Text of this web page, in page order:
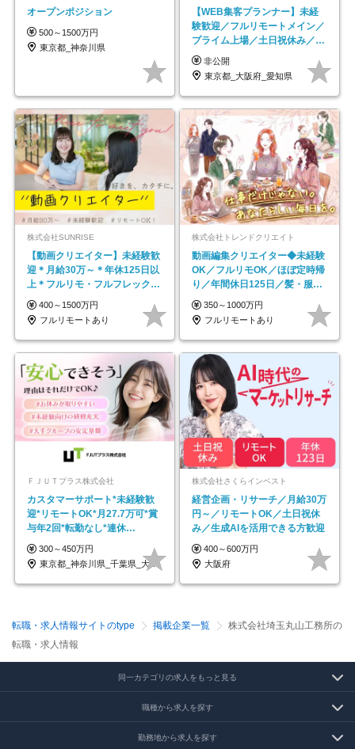
オープンポジション
500～1500万円
東京都_神奈川県
【WEB集客プランナー】未経
験歓迎／フルリモートメイン／
プライム上場／土日祝休み／東
京・大阪・名古屋
非公開
東京都_大阪府_愛知県
株式会社SUNRISE
【動画クリエイター】未経験歓
迎＊月給30万～＊年休125日以
上＊フルリモ・フルフレックス
◆10名の採用が決定◆
400～1500万円
フルリモートあり
株式会社トレンドクリエイト
動画編集クリエイター◆未経験
OK／フルリモOK／ほぼ定時帰
り／年間休日125日／髪・服・
ネイル自由／副業OK
350～1000万円
フルリモートあり
ＦＪＵＴプラス株式会社
カスタマーサポート*未経験歓
迎*リモートOK*月27.7万可*賞
与年2回*転勤なし*連休
OK/ZE010232
300～450万円
東京都_神奈川県_千葉県_大阪府_愛知県…
株式会社さくらインベスト
経営企画・リサーチ／月給30万
円～／リモートOK／土日祝休
み／生成AIを活用できる方歓迎
400～600万円
大阪府
転職・求人情報サイトのtype 掲載企業一覧
株式会社埼玉丸山工務所の
転職・求人情報
同一カテゴリの求人をもっと見る
職種から求人を探す
勤務地から求人を探す